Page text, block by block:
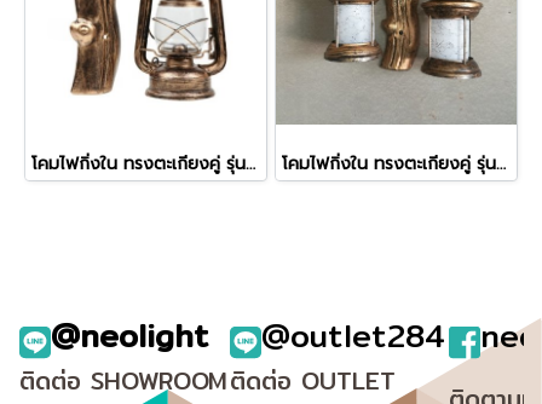
โคมไฟกิ่งใน ทรงตะเกียงคู่ รุ่น 6271/1 โคมไฟกิ่งใน ทรงตะเกียงคู่ รุ่น 6314/2
@neolight @outlet284
ติดต่อ SHOWROOMติดต่อ OUTLET